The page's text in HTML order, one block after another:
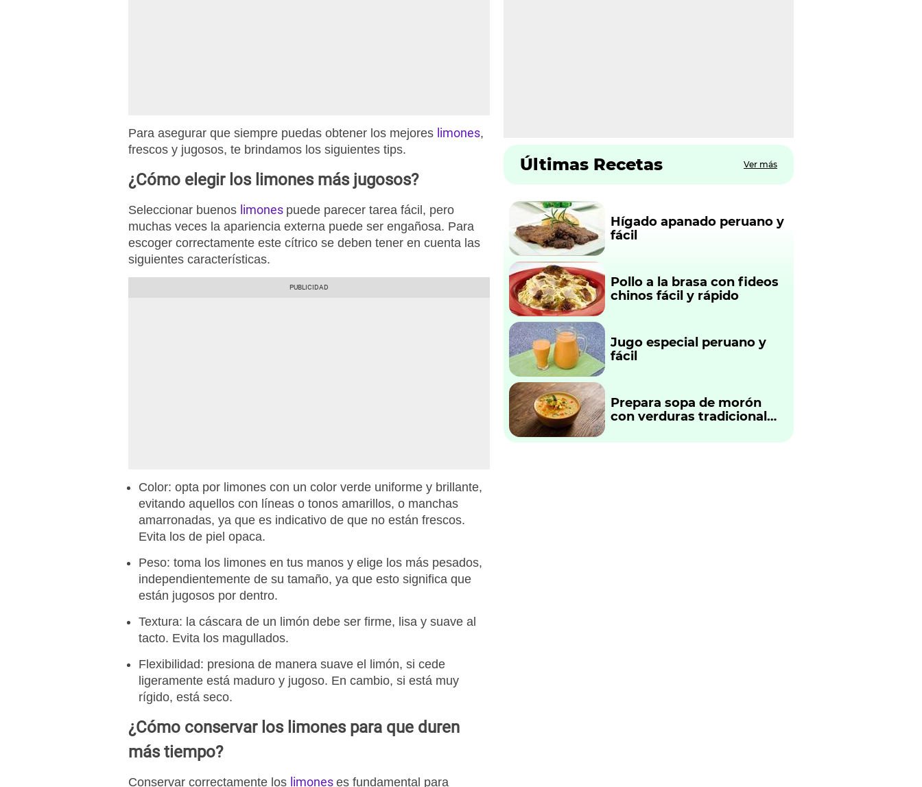
Para asegurar que siempre puedas obtener los mejores limones,
frescos y jugosos, te brindamos los siguientes tips.
¿Cómo elegir los limones más jugosos?
Seleccionar buenos limones puede parecer tarea fácil, pero
muchas veces la apariencia externa puede ser engañosa. Para
escoger correctamente este cítrico se deben tener en cuenta las
siguientes características.
Color: opta por limones con un color verde uniforme y brillante,
evitando aquellos con líneas o tonos amarillos, o manchas
amarronadas, ya que es indicativo de que no están frescos.
Evita los de piel opaca.
Peso: toma los limones en tus manos y elige los más pesados,
independientemente de su tamaño, ya que esto significa que
están jugosos por dentro.
Textura: la cáscara de un limón debe ser firme, lisa y suave al
tacto. Evita los magullados.
Flexibilidad: presiona de manera suave el limón, si cede
ligeramente está maduro y jugoso. En cambio, si está muy
rígido, está seco.
¿Cómo conservar los limones para que duren
más tiempo?
Conservar correctamente los limones es fundamental para
Últimas Recetas Ver más
Hígado apanado peruano y
fácil
Pollo a la brasa con fideos
chinos fácil y rápido
Jugo especial peruano y
fácil
Prepara sopa de morón
con verduras tradicional